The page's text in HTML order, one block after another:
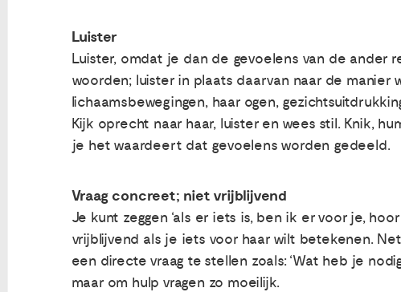
Luister
Luister, omdat je dan de gevoelens van de ander
woorden; luister in plaats daarvan naar de
lichaamsbewegingen, haar ogen,
Kijk oprecht naar haar, luister en wees stil. Knik,
je het waardeert dat gevoelens worden gedeeld.
Vraag concreet; niet vrijblijvend
Je kunt zeggen ‘als er iets is, ben ik er voor je,
vrijblijvend als je iets voor haar wilt betekenen.
een directe vraag te stellen zoals: ‘Wat heb je
maar om hulp vragen zo moeilijk.